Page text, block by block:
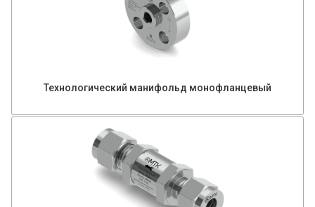
Технологический манифольд монофланцевый